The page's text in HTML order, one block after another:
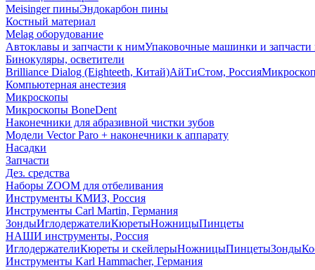
Meisinger пиныЭндокарбон пины
Костный материал
Melag оборудование
Автоклавы и запчасти к нимУпаковочные машинки и
Бинокуляры, осветители
Brilliance Dialog (Eighteeth, Китай)АйТиСтом, Россия
Компьютерная анестезия
Микроскопы
Микроскопы BoneDent
Наконечники для абразивной чистки зубов
Модели Vector Paro + наконечники к аппарату
Насадки
Запчасти
Дез. средства
Наборы ZOOM для отбеливания
Инструменты КМИЗ, Россия
Инструменты Carl Martin, Германия
ЗондыИглодержателиКюретыНожницыПинцеты
НАШИ инструменты, Россия
ИглодержателиКюреты и скейлерыНожницыПинцетыЗонды
Инструменты Karl Hammacher, Германия